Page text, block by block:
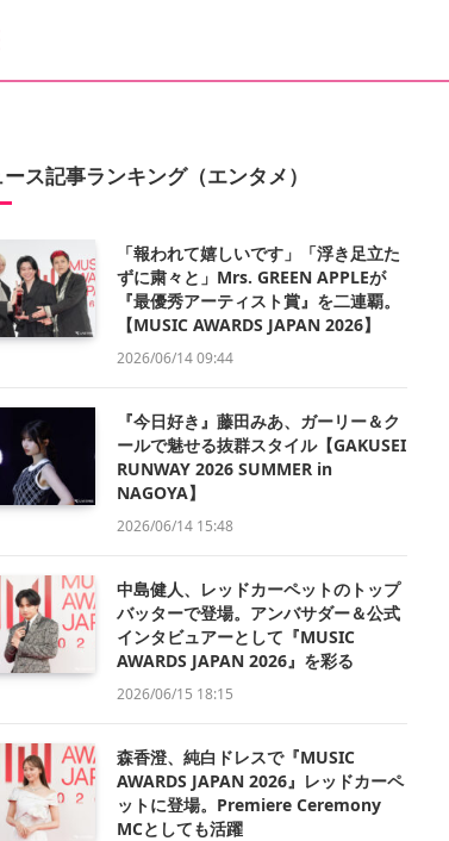
ス記事ランキング（エンタメ）
「報われて嬉しいです」「浮き足立た
ずに粛々と」Mrs. GREEN APPLEが
『最優秀アーティスト賞』を二連覇。
【MUSIC AWARDS JAPAN 2026】
2026/06/14 09:44
『今日好き』藤田みあ、ガーリー＆ク
ールで魅せる抜群スタイル【GAKUSEI
RUNWAY 2026 SUMMER in
NAGOYA】
2026/06/14 15:48
中島健人、レッドカーペットのトップ
バッターで登場。アンバサダー＆公式
インタビュアーとして『MUSIC
AWARDS JAPAN 2026』を彩る
2026/06/15 18:15
森香澄、純白ドレスで『MUSIC
AWARDS JAPAN 2026』レッドカーペ
ットに登場。Premiere Ceremony
MCとしても活躍